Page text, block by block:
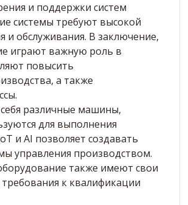
и поддержки систем
системы требуют высокой
и обслуживания. В заключение,
играют важную роль в
повысить
а также
различные машины,
для выполнения
и AI позволяет создавать
управления производством.
также имеют свои
к квалификации